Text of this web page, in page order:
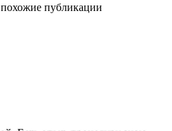
публикации